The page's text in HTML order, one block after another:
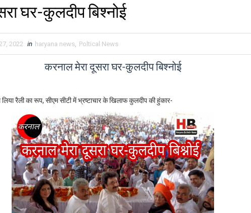
घर-कुलदीप बिश्नोई
2022 in haryana news, Poltical News
करनाल मेरा दूसरा घर-कुलदीप बिश्नोई
रैली का रूप, सीएम सीटी में भ्रष्टाचार के खिलाफ कुलदीप की हुंकार-